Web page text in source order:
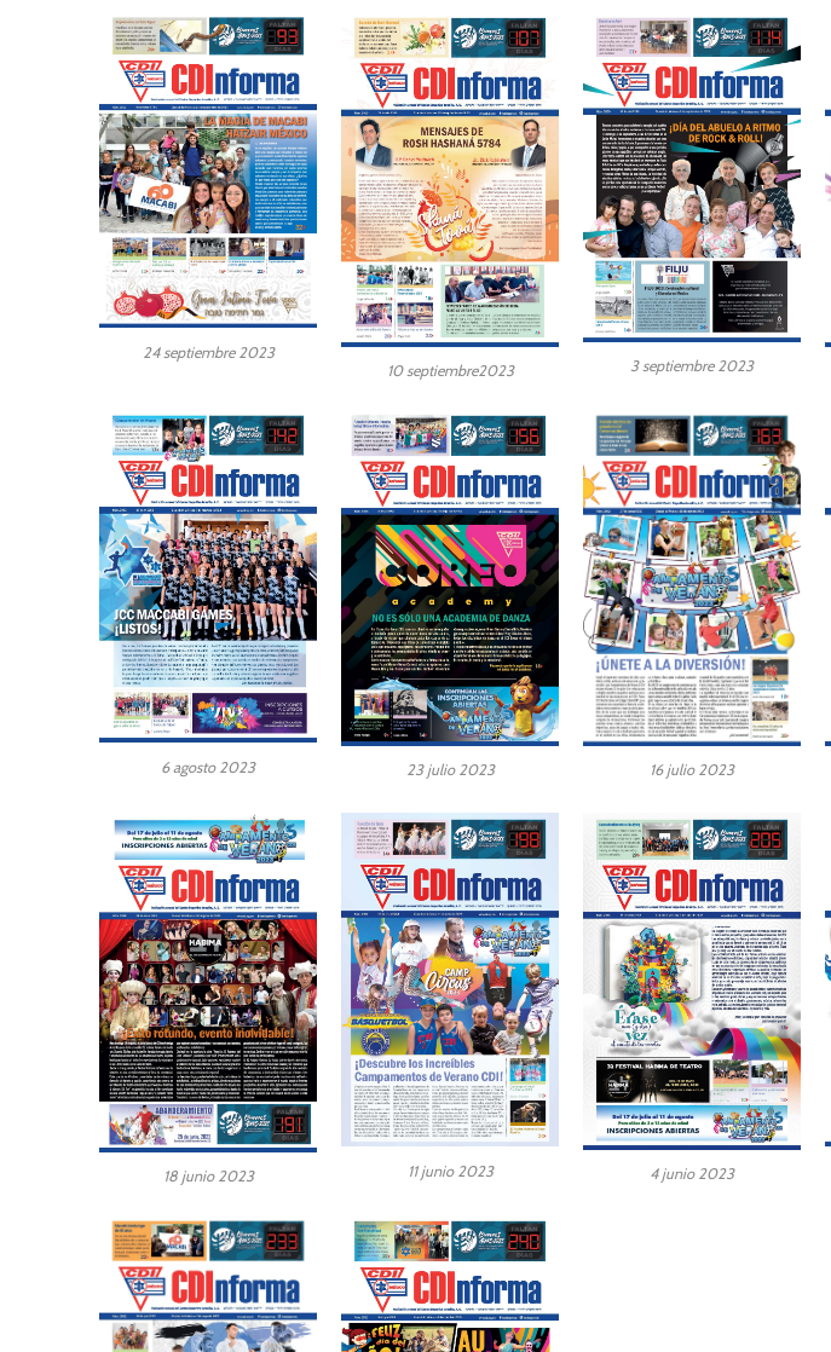
24 septiembre 2023
10 septiembre2023
3 septiembre 2023
6 agosto 2023 23 julio 2023 16 julio 2023
18 junio 2023 11 junio 2023 4 junio 2023